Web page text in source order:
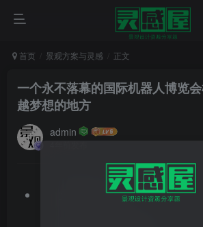
首页 景观方案与灵感 正文
一个永不落幕的国际机器人博览会
越梦想的地方
admin
4年前发布
文件格式：pdf